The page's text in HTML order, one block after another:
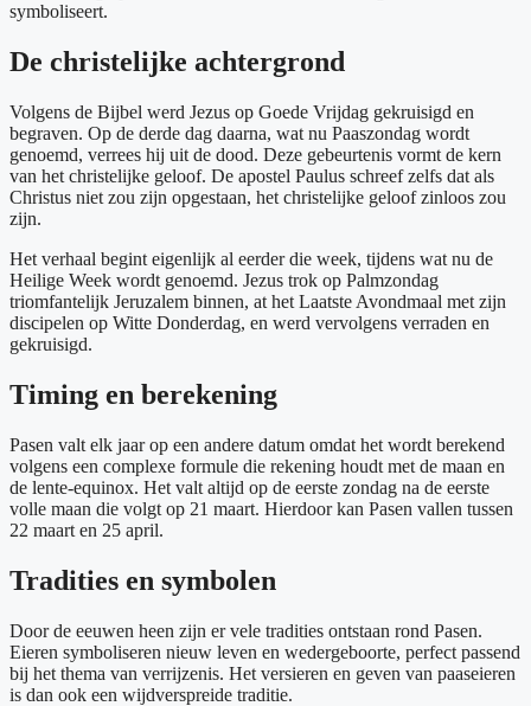
symboliseert.
De christelijke achtergrond
Volgens de Bijbel werd Jezus op Goede Vrijdag gekruisigd en
begraven. Op de derde dag daarna, wat nu Paaszondag wordt
genoemd, verrees hij uit de dood. Deze gebeurtenis vormt de kern
van het christelijke geloof. De apostel Paulus schreef zelfs dat als
Christus niet zou zijn opgestaan, het christelijke geloof zinloos zou
zijn.
Het verhaal begint eigenlijk al eerder die week, tijdens wat nu de
Heilige Week wordt genoemd. Jezus trok op Palmzondag
triomfantelijk Jeruzalem binnen, at het Laatste Avondmaal met zijn
discipelen op Witte Donderdag, en werd vervolgens verraden en
gekruisigd.
Timing en berekening
Pasen valt elk jaar op een andere datum omdat het wordt berekend
volgens een complexe formule die rekening houdt met de maan en
de lente-equinox. Het valt altijd op de eerste zondag na de eerste
volle maan die volgt op 21 maart. Hierdoor kan Pasen vallen tussen
22 maart en 25 april.
Tradities en symbolen
Door de eeuwen heen zijn er vele tradities ontstaan rond Pasen.
Eieren symboliseren nieuw leven en wedergeboorte, perfect passend
bij het thema van verrijzenis. Het versieren en geven van paaseieren
is dan ook een wijdverspreide traditie.